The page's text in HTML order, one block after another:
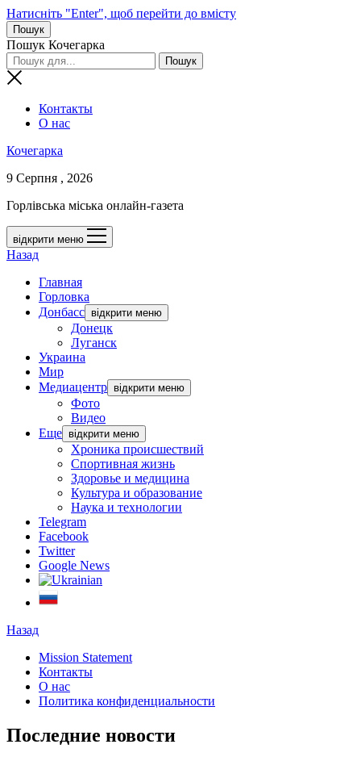
Натисніть "Enter", щоб перейти до вмісту
Пошук
Пошук Кочегарка
Контакты
О нас
Кочегарка
9 Серпня , 2026
Горлівська міська онлайн-газета
відкрити меню
Назад
Главная
Горловка
Донбасс відкрити меню
Донецк
Луганск
Украина
Мир
Медиацентр відкрити меню
Фото
Видео
Еще відкрити меню
Хроника происшествий
Спортивная жизнь
Здоровье и медицина
Культура и образование
Наука и технологии
Telegram
Facebook
Twitter
Google News
Назад
Mission Statement
Контакты
О нас
Политика конфиденциальности
Последние новости